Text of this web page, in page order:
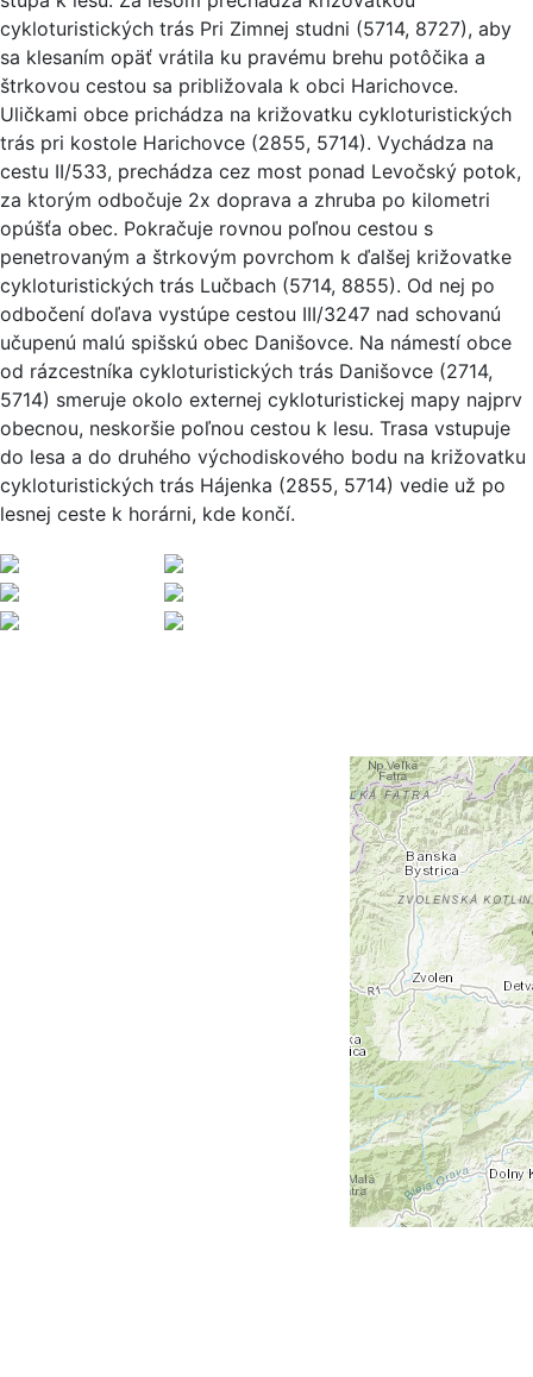
cykloturistických trás Pri Zimnej studni (5714, 8727), aby
sa klesaním opäť vrátila ku pravému brehu potôčika a
štrkovou cestou sa približovala k obci Harichovce.
Uličkami obce prichádza na križovatku cykloturistických
trás pri kostole Harichovce (2855, 5714). Vychádza na
cestu II/533, prechádza cez most ponad Levočský potok,
za ktorým odbočuje 2x doprava a zhruba po kilometri
opúšťa obec. Pokračuje rovnou poľnou cestou s
penetrovaným a štrkovým povrchom k ďalšej križovatke
cykloturistických trás Lučbach (5714, 8855). Od nej po
odbočení doľava vystúpe cestou III/3247 nad schovanú
učupenú malú spišskú obec Danišovce. Na námestí obce
od rázcestníka cykloturistických trás Danišovce (2714,
5714) smeruje okolo externej cykloturistickej mapy najprv
obecnou, neskoršie poľnou cestou k lesu. Trasa vstupuje
do lesa a do druhého východiskového bodu na križovatku
cykloturistických trás Hájenka (2855, 5714) vedie už po
lesnej ceste k horárni, kde končí.